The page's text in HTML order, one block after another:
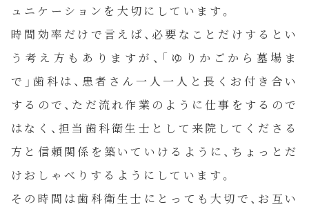
HOME
診療案内
ュニケーションを大切にしています。
時間効率だけで言えば、必要なことだけするとい
う考え方もありますが、「ゆりかごから墓場ま
で」歯科は、患者さん一人一人と長くお付き合い
するので、ただ流れ作業のように仕事をするので
はなく、担当歯科衛生士として来院してくださる
方と信頼関係を築いていけるように、ちょっとだ
けおしゃべりするようにしています。
その時間は歯科衛生士にとっても大切で、お互い